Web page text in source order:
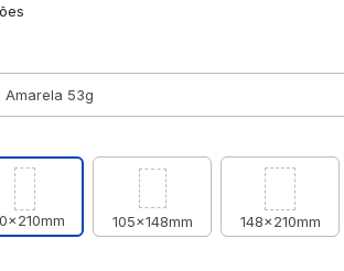
105x148mm 148x210mm